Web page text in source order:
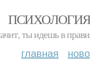
ты идешь в
главная